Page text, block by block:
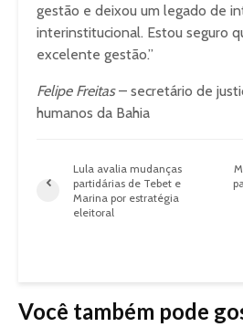
gestão e deixou um legado de
interinstitucional. Estou seguro
excelente gestão.”
Felipe Freitas– secretário de
humanos da Bahia
Lula avalia mudanças
partidárias de Tebet e
Marina por estratégia
eleitoral
Você também pode